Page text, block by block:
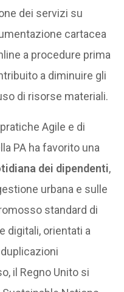
dei servizi su
cartacea
a procedure prima
a diminuire gli
di risorse materiali.
Agile e di
PA ha favorito una
dei dipendenti,
urbana e sulle
standard di
digitali, orientati a
il Regno Unito si